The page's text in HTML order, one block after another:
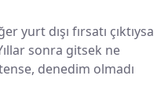
yurt dışı fırsatı çıktıysa
sonra gitsek ne
denedim olmadı